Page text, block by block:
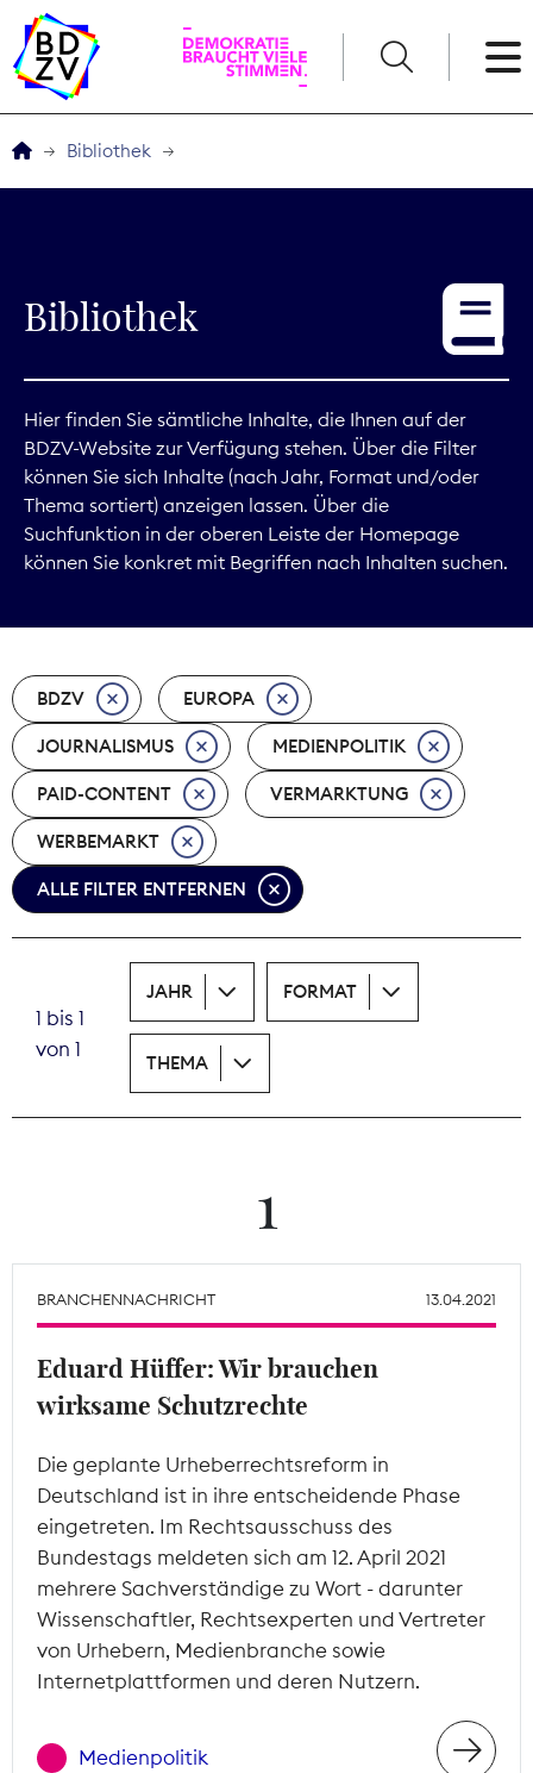
Service
Digitales
Kommunikation
Marktdaten
Nachhaltigkeit
Nachwuchs
Nova Award
Pressefreiheit
Print
Recht
Tarifpolitik
Theodor-Wolff-Preis
Mitgliederbereich
Bibliothek
Bibliothek
Hier finden Sie sämtliche Inhalte, die Ihnen auf der
BDZV-Website zur Verfügung stehen. Über die Filter
können Sie sich Inhalte (nach Jahr, Format und/oder
Thema sortiert) anzeigen lassen. Über die
Suchfunktion in der oberen Leiste der Homepage
können Sie konkret mit Begriffen nach Inhalten suchen.
BDZV EUROPA
JOURNALISMUS MEDIENPOLITIK
PAID-CONTENT VERMARKTUNG
WERBEMARKT
ALLE FILTER ENTFERNEN
1 bis 1
von 1
JAHR FORMAT
THEMA
1
BRANCHENNACHRICHT 13.04.2021
Eduard Hüffer: Wir brauchen
wirksame Schutzrechte
Die geplante Urheberrechtsreform in
Deutschland ist in ihre entscheidende Phase
eingetreten. Im Rechtsausschuss des
Bundestags meldeten sich am 12. April 2021
mehrere Sachverständige zu Wort - darunter
Wissenschaftler, Rechtsexperten und Vertreter
von Urhebern, Medienbranche sowie
Internetplattformen und deren Nutzern.
Medienpolitik